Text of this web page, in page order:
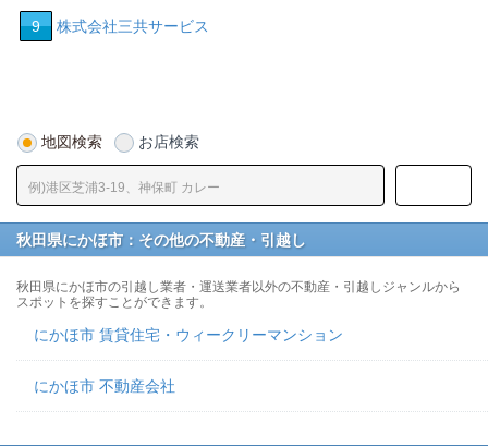
9 株式会社三共サービス
地図検索 お店検索
秋田県にかほ市：その他の不動産・引越し
秋田県にかほ市の引越し業者・運送業者以外の不動産・引越しジャンルから
スポットを探すことができます。
にかほ市 賃貸住宅・ウィークリーマンション
にかほ市 不動産会社